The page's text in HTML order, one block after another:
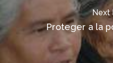
Next
Proteger a la